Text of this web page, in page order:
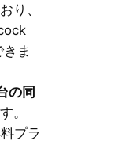
り、
ま
の同
。
プラ